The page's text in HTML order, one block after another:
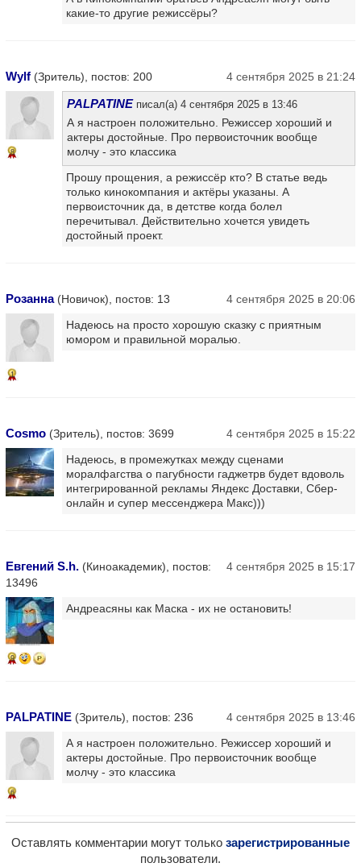
какие-то другие режиссёры?
Wylf (Зритель), постов: 200 4 сентября 2025 в 21:24
8
PALPATINE писал(а) 4 сентября 2025 в 13:46
А я настроен положительно. Режиссер хороший и
актеры достойные. Про первоисточник вообще
молчу - это классика
Прошу прощения, а режиссёр кто? В статье ведь
только кинокомпания и актёры указаны. А
первоисточник да, в детстве когда болел
перечитывал. Действительно хочется увидеть
достойный проект.
Розанна(Новичок), постов: 13 4 сентября 2025 в 20:06
1
Надеюсь на просто хорошую сказку с приятным
юмором и правильной моралью.
Cosmo (Зритель), постов: 3699
4 сентября 2025 в 15:22
Надеюсь, в промежутках между сценами
моралфагства о пагубности гаджетрв будет вдоволь
интегрированной рекламы Яндекс Доставки, Сбер-
онлайн и супер мессенджера Макс)))
Евгений S.h. (Киноакадемик), постов:
13496
4 сентября 2025 в 15:17
9
Андреасяны как Маска - их не остановить!
PALPATINE (Зритель), постов: 236 4 сентября 2025 в 13:46
6
А я настроен положительно. Режиссер хороший и
актеры достойные. Про первоисточник вообще
молчу - это классика
Оставлять комментарии могут только зарегистрированные
пользователи.